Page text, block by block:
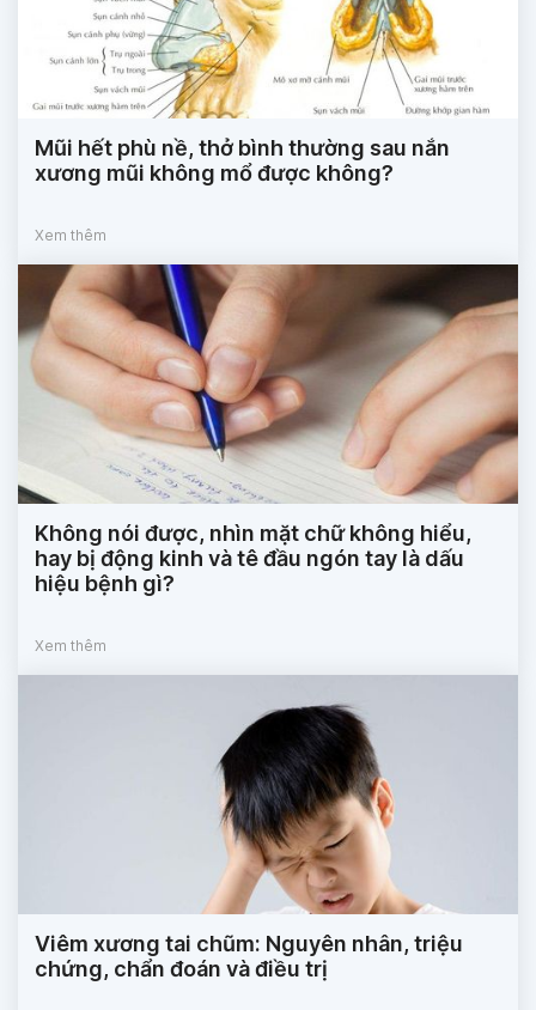
Mũi hết phù nề, thở bình thường sau nắn
xương mũi không mổ được không?
Xem thêm
Không nói được, nhìn mặt chữ không hiểu,
hay bị động kinh và tê đầu ngón tay là dấu
hiệu bệnh gì?
Xem thêm
Viêm xương tai chũm: Nguyên nhân, triệu
chứng, chẩn đoán và điều trị